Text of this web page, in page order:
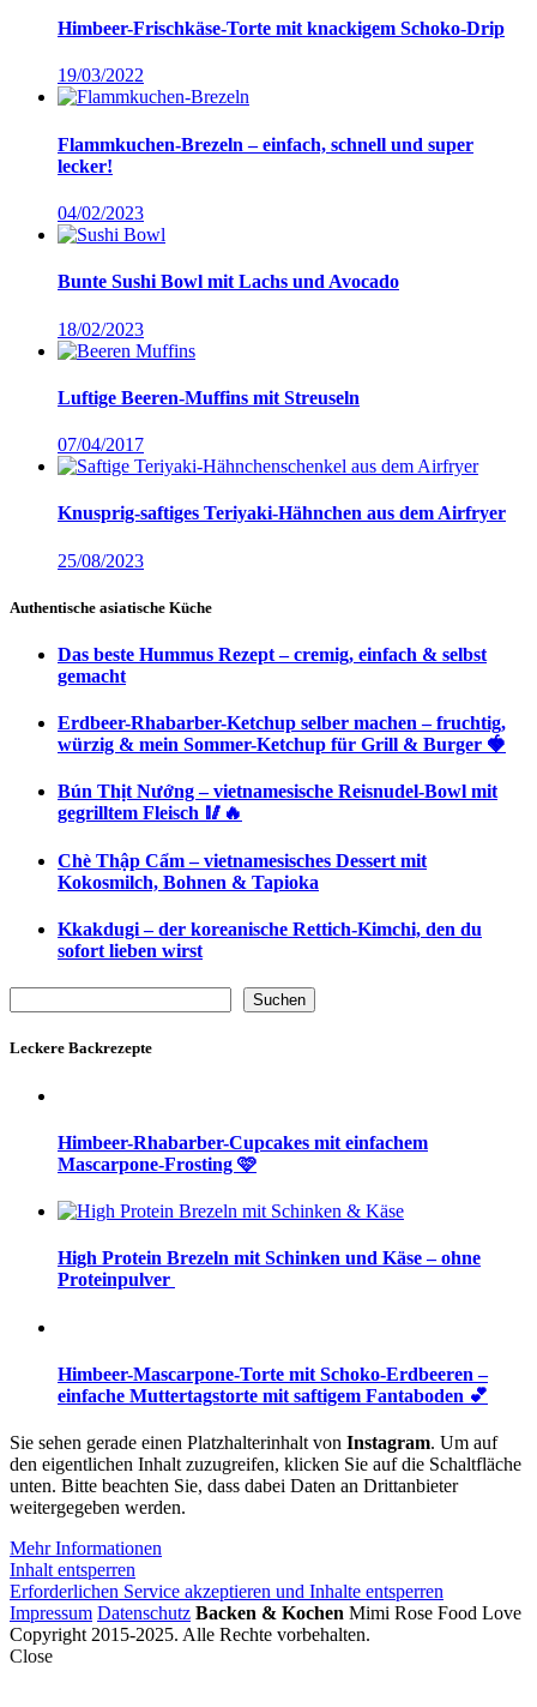
Himbeer-Frischkäse-Torte mit knackigem Schoko-Drip
19/03/2022
Flammkuchen-Brezeln – einfach, schnell und super
lecker!
04/02/2023
Bunte Sushi Bowl mit Lachs und Avocado
18/02/2023
Luftige Beeren-Muffins mit Streuseln
07/04/2017
Knusprig-saftiges Teriyaki-Hähnchen aus dem Airfryer
25/08/2023
Authentische asiatische Küche
Das beste Hummus Rezept – cremig, einfach & selbst
gemacht
Erdbeer-Rhabarber-Ketchup selber machen – fruchtig,
würzig & mein Sommer-Ketchup für Grill & Burger 🍓
Bún Thịt Nướng – vietnamesische Reisnudel-Bowl mit
gegrilltem Fleisch 🥢🔥
Chè Thập Cẩm – vietnamesisches Dessert mit
Kokosmilch, Bohnen & Tapioka
Kkakdugi – der koreanische Rettich-Kimchi, den du
sofort lieben wirst
Suchen
Leckere Backrezepte
Himbeer-Rhabarber-Cupcakes mit einfachem
Mascarpone-Frosting 🩷
High Protein Brezeln mit Schinken und Käse – ohne
Proteinpulver
Himbeer-Mascarpone-Torte mit Schoko-Erdbeeren –
einfache Muttertagstorte mit saftigem Fantaboden 💕
Sie sehen gerade einen Platzhalterinhalt von Instagram. Um auf
den eigentlichen Inhalt zuzugreifen, klicken Sie auf die Schaltfläche
unten. Bitte beachten Sie, dass dabei Daten an Drittanbieter
weitergegeben werden.
Mehr Informationen
Inhalt entsperren
Erforderlichen Service akzeptieren und Inhalte entsperren
Impressum Datenschutz Backen & Kochen Mimi Rose Food Love
Copyright 2015-2025. Alle Rechte vorbehalten.
Close